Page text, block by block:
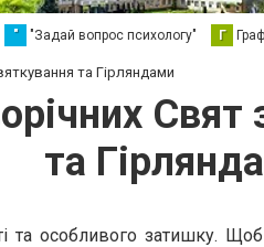
" "Задай вопрос психологу" Г
та Гірляндами
та
та особливого затишку.